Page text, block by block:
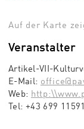
Auf der Karte
Veranstalter
Artikel-VII-
E-Mail:
Web:
Tel: +43 699